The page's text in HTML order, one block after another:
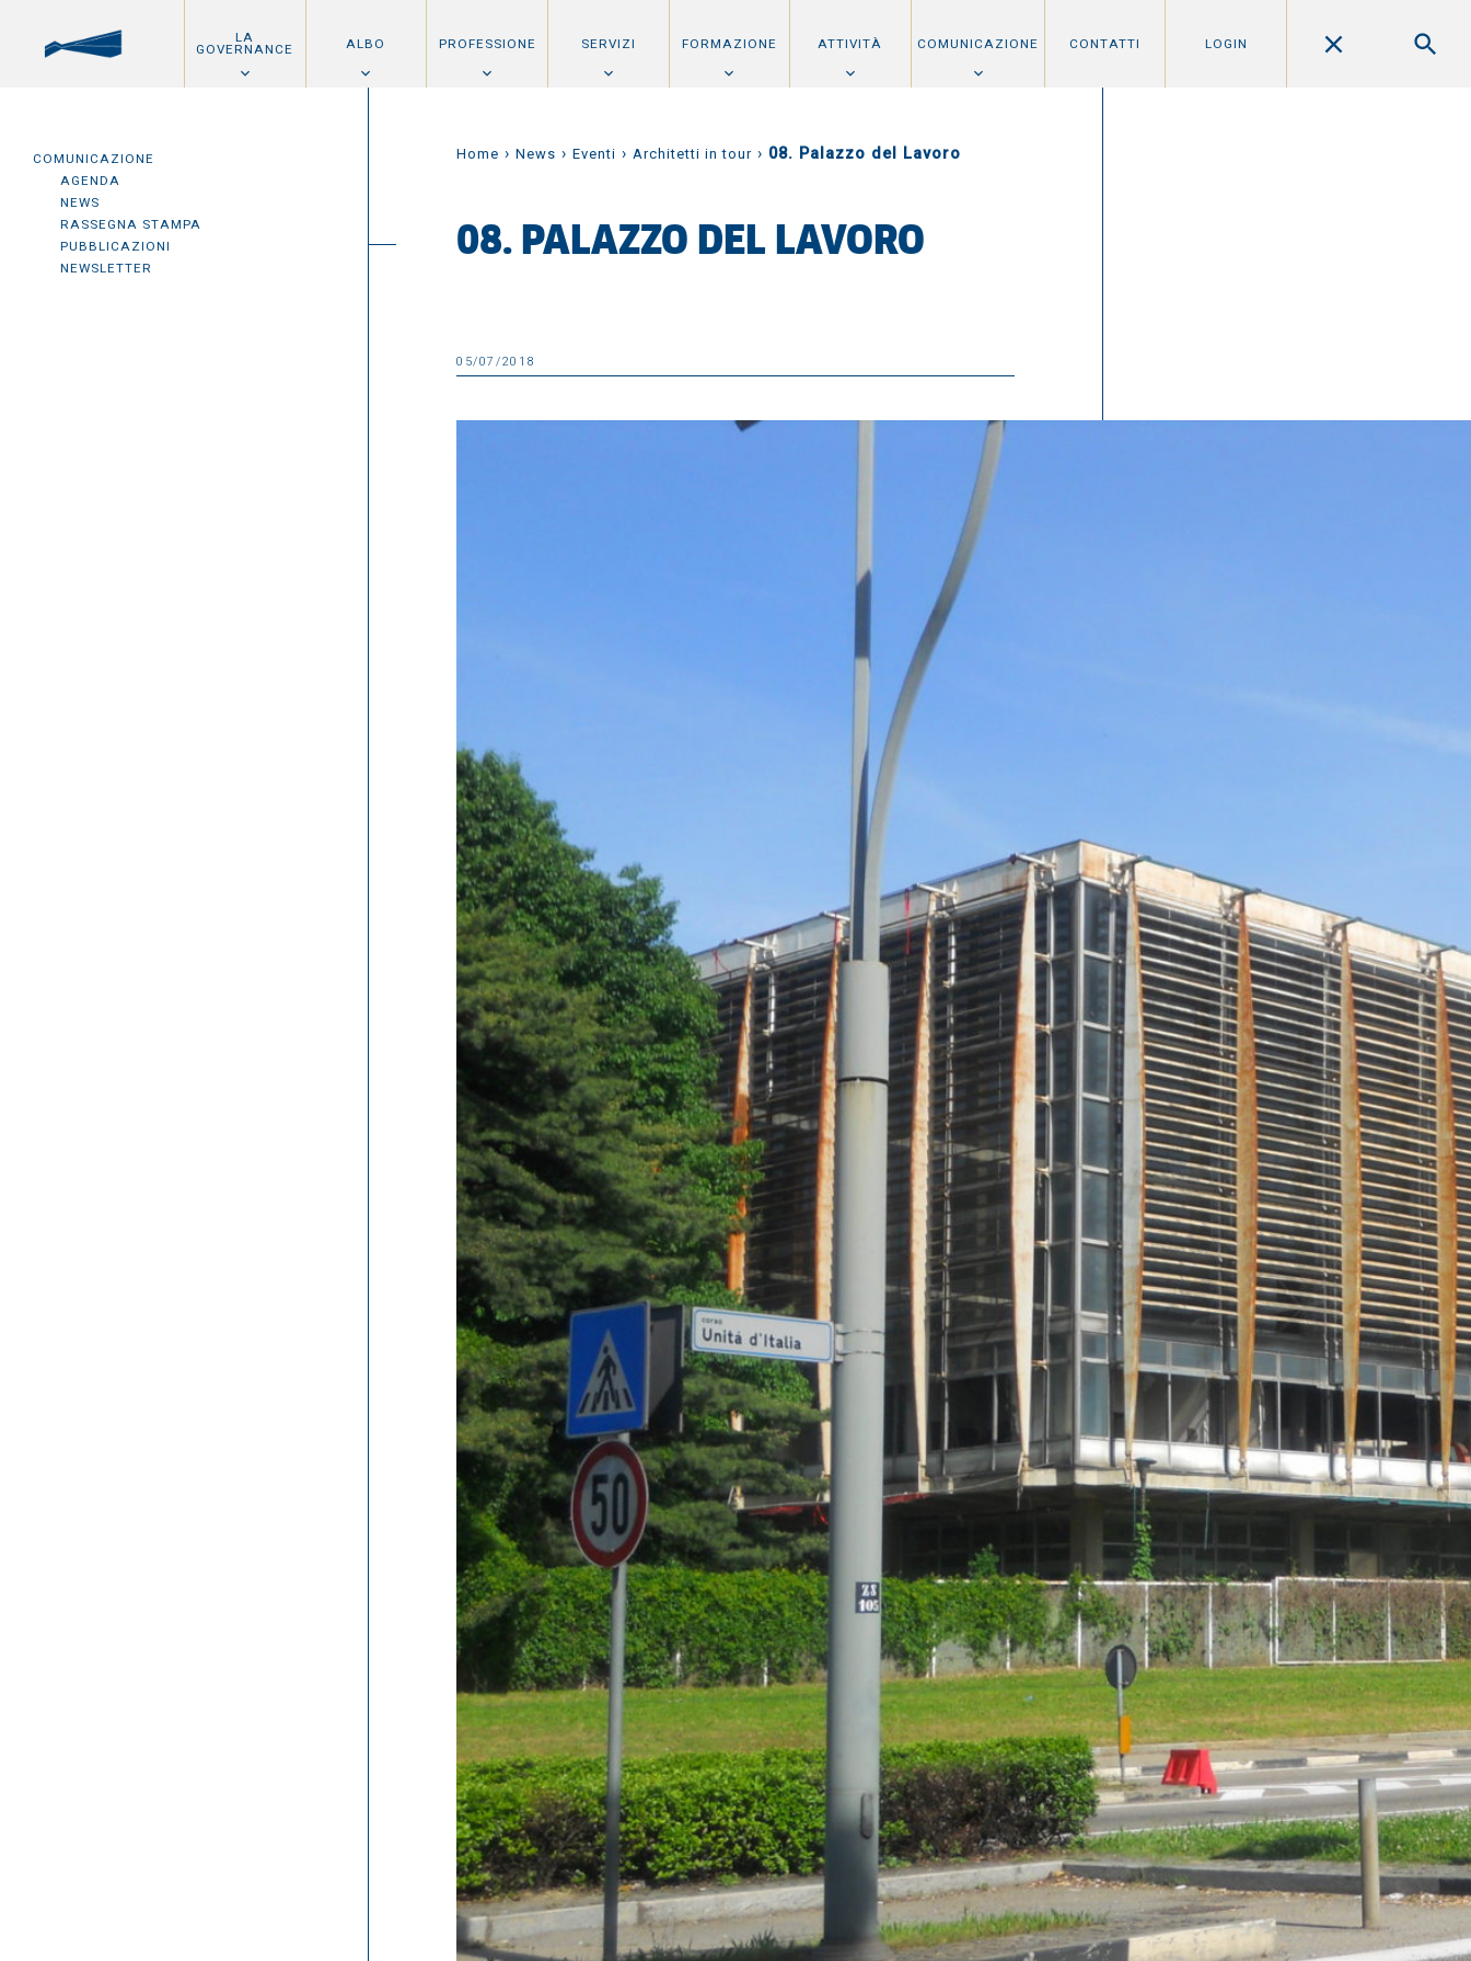
LA
GOVERNANCE ALBO PROFESSIONE SERVIZI FORMAZIONE ATTIVITÀ COMUNICAZIONE CONTATTI LOGIN
COMUNICAZIONE
AGENDA
NEWS
RASSEGNA STAMPA
PUBBLICAZIONI
NEWSLETTER
Home › News › Eventi › Architetti in tour › 08. Palazzo del Lavoro
08. PALAZZO DEL LAVORO
05/07/2018